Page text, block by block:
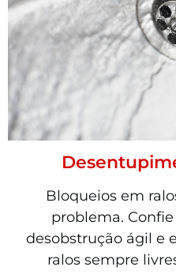
Bloqueios em
problema.
desobstrução ágil e
ralos sempre